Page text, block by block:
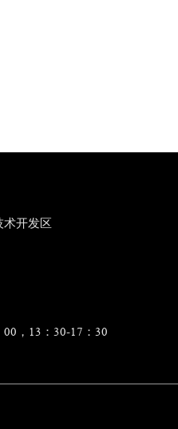
开发区
，13：30-17：30